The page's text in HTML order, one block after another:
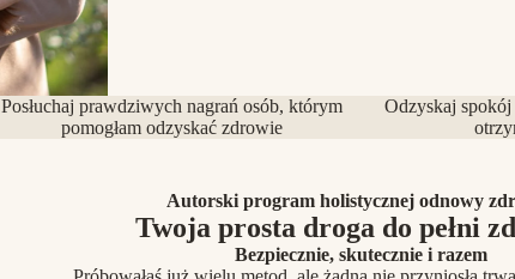
Posłuchaj prawdziwych nagrań osób, którym
pomogłam odzyskać zdrowie
Odzyskaj
Autorski program holistycznej odnowy
Twoja prosta droga do pełni
Bezpiecznie, skutecznie i razem